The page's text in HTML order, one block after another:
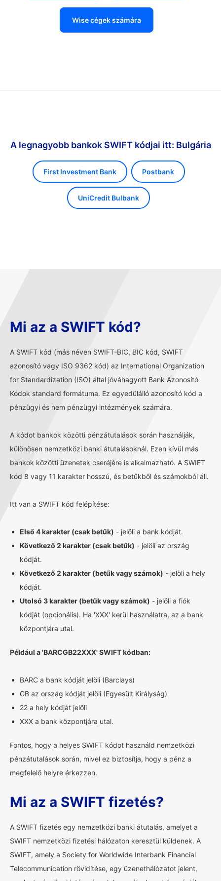
Wise cégek számára
A legnagyobb bankok SWIFT kódjai itt: Bulgária
First Investment Bank Postbank
UniCredit Bulbank
Mi az a SWIFT kód?
A SWIFT kód (más néven SWIFT-BIC, BIC kód, SWIFT
azonosító vagy ISO 9362 kód) az International Organization
for Standardization (ISO) által jóváhagyott Bank Azonosító
Kódok standard formátuma. Ez egyedülálló azonosító kód a
pénzügyi és nem pénzügyi intézmények számára.
A kódot bankok közötti pénzátutalások során használják,
különösen nemzetközi banki átutalásoknál. Ezen kívül más
bankok közötti üzenetek cseréjére is alkalmazható. A SWIFT
kód 8 vagy 11 karakter hosszú, és betűkből és számokból áll.
Itt van a SWIFT kód felépítése:
Első 4 karakter (csak betűk) - jelöli a bank kódját.
Következő 2 karakter (csak betűk) - jelöli az ország
kódját.
Következő 2 karakter (betűk vagy számok) - jelöli a hely
kódját.
Utolsó 3 karakter (betűk vagy számok) - jelöli a fiók
kódját (opcionális). Ha 'XXX' kerül használatra, az a bank
központjára utal.
Például a 'BARCGB22XXX' SWIFT kódban:
BARC a bank kódját jelöli (Barclays)
GB az ország kódját jelöli (Egyesült Királyság)
22 a hely kódját jelöli
XXX a bank központjára utal.
Fontos, hogy a helyes SWIFT kódot használd nemzetközi
pénzátutalások során, mivel ez biztosítja, hogy a pénz a
megfelelő helyre érkezzen.
Mi az a SWIFT fizetés?
A SWIFT fizetés egy nemzetközi banki átutalás, amelyet a
SWIFT nemzetközi fizetési hálózaton keresztül küldenek. A
SWIFT, amely a Society for Worldwide Interbank Financial
Telecommunication rövidítése, egy üzenethálózatot jelent,